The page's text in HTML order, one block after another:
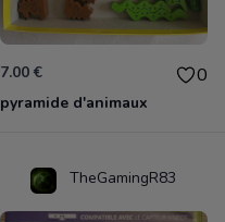
7.00 € 0
pyramide d'animaux
TheGamingR83